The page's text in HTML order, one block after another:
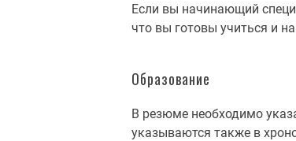
Если вы начинающий
что вы готовы учиться и
Образование
В резюме необходимо
указываются также в